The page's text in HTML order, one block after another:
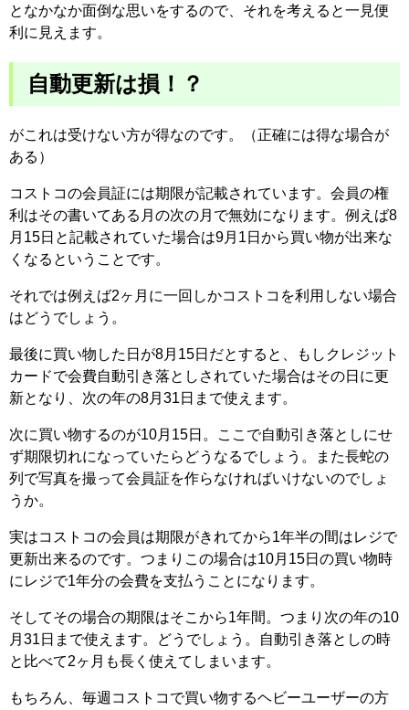
となかなか面倒な思いをするので、それを考えると一見便
利に見えます。
自動更新は損！？
がこれは受けない方が得なのです。（正確には得な場合が
ある）
コストコの会員証には期限が記載されています。会員の権
利はその書いてある月の次の月で無効になります。例えば8
月15日と記載されていた場合は9月1日から買い物が出来な
くなるということです。
それでは例えば2ヶ月に一回しかコストコを利用しない場合
はどうでしょう。
最後に買い物した日が8月15日だとすると、もしクレジット
カードで会費自動引き落としされていた場合はその日に更
新となり、次の年の8月31日まで使えます。
次に買い物するのが10月15日。ここで自動引き落としにせ
ず期限切れになっていたらどうなるでしょう。また長蛇の
列で写真を撮って会員証を作らなければいけないのでしょ
うか。
実はコストコの会員は期限がきれてから1年半の間はレジで
更新出来るのです。つまりこの場合は10月15日の買い物時
にレジで1年分の会費を支払うことになります。
そしてその場合の期限はそこから1年間。つまり次の年の10
月31日まで使えます。どうでしょう。自動引き落としの時
と比べて2ヶ月も長く使えてしまいます。
もちろん、毎週コストコで買い物するヘビーユーザーの方